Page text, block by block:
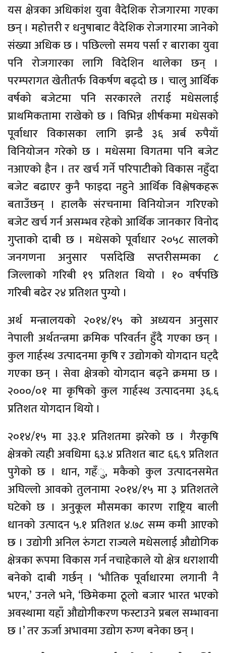
यस क्षेत्रका अधिकांश युवा वैदेशिक रोजगारमा गएका
छन् । महोत्तरी र धनुषाबाट वैदेशिक रोजगारमा जानेको
संख्या अधिक छ । पछिल्लो समय पर्सा र बाराका युवा
पनि रोजगारका लागि विदेशिन थालेका छन् ।
परम्परागत खेतीतर्फ विकर्षण बढ्दो छ । चालु आर्थिक
वर्षको बजेटमा पनि सरकारले तराई मधेसलाई
प्राथमिकतामा राखेको छ । विभिन्न शीर्षकमा मधेसको
पूर्वाधार विकासका लागि झन्डै ३६ अर्ब रुपैयाँ
विनियोजन गरेको छ । मधेसमा विगतमा पनि बजेट
नआएको हैन । तर खर्च गर्ने परिपाटीको विकास नहुँदा
बजेट बढाएर कुनै फाइदा नहुने आर्थिक विश्लेषकहरू
बताउँछन् । हालकै संरचनामा विनियोजन गरिएको
बजेट खर्च गर्न असम्भव रहेको आर्थिक जानकार विनोद
गुप्ताको दाबी छ । मधेसको पूर्वाधार २०५८ सालको
जनगणना अनुसार पर्सादेखि सप्तरीसम्मका ८
जिल्लाको गरिबी १९ प्रतिशत थियो । १० वर्षपछि
गरिबी बढेर २४ प्रतिशत पुग्यो ।
अर्थ मन्त्रालयको २०१४/१५ को अध्ययन अनुसार
नेपाली अर्थतन्त्रमा क्रमिक परिवर्तन हुँदै गएका छन् ।
कुल गार्हस्थ उत्पादनमा कृषि र उद्योगको योगदान घट्दै
गएका छन् । सेवा क्षेत्रको योगदान बढ्ने क्रममा छ ।
२०००/०१ मा कृषिको कुल गार्हस्थ उत्पादनमा ३६.६
प्रतिशत योगदान थियो ।
२०१४/१५ मा ३३.१ प्रतिशतमा झरेको छ । गैरकृषि
क्षेत्रको त्यही अवधिमा ६३.४ प्रतिशत बाट ६६.९ प्रतिशत
पुगेको छ । धान, गहँु, मकैको कुल उत्पादनसमेत
अघिल्लो आवको तुलनामा २०१४/१५ मा ३ प्रतिशतले
घटेको छ । अनुकूल मौसमका कारण राष्ट्रिय बाली
धानको उत्पादन ५.१ प्रतिशत ४.७८ सम्म कमी आएको
छ । उद्योगी अनिल रुंगटा राज्यले मधेसलाई औद्योगिक
क्षेत्रका रूपमा विकास गर्न नचाहेकाले यो क्षेत्र धराशायी
बनेको दाबी गर्छन् । ‘भौतिक पूर्वाधारमा लगानी नै
भएन,’ उनले भने, ‘छिमेकमा ठूलो बजार भारत भएको
अवस्थामा यहाँ औद्योगीकरण फस्टाउने प्रबल सम्भावना
छ ।’ तर ऊर्जा अभावमा उद्योग रुग्ण बनेका छन् ।